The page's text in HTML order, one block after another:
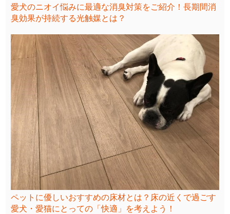
愛犬のニオイ悩みに最適な消臭対策をご紹介！長期間消
臭効果が持続する光触媒とは？
ペットに優しいおすすめの床材とは？床の近くで過ごす
愛犬・愛猫にとっての「快適」を考えよう！